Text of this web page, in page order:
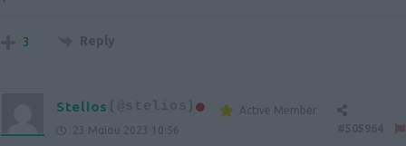
3 Reply
Stelios
Active Member
23 Μαΐου 2023 10:56